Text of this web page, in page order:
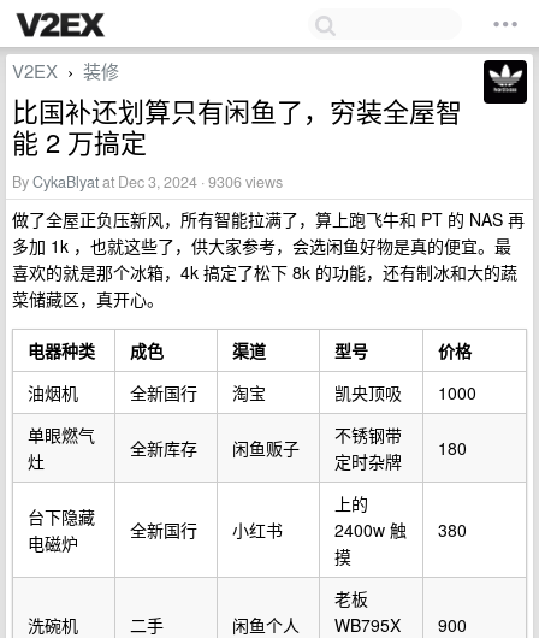
V2EX › 装修
比国补还划算只有闲鱼了，穷装全屋智
能 2 万搞定
ByCykaBlyatat Dec 3, 2024 · 9306 views
做了全屋正负压新风，所有智能拉满了，算上跑飞牛和 PT 的 NAS 再
多加 1k ，也就这些了，供大家参考，会选闲鱼好物是真的便宜。最
喜欢的就是那个冰箱，4k 搞定了松下 8k 的功能，还有制冰和大的蔬
菜储藏区，真开心。
电器种类 成色 渠道 型号
价格
油烟机
全新国行 淘宝 凯央顶吸
1000
单眼燃气
灶
全新库存 闲鱼贩子
不锈钢带
定时杂牌
180
台下隐藏
电磁炉
全新国行 小红书
上的
2400w 触
摸
380
洗碗机 二手 闲鱼个人
老板
WB795X
900